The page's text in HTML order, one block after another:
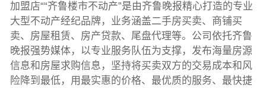
加盟店““齐鲁楼市不动产”是由齐鲁晚报精心打造的专业
大型不动产经纪品牌，业务涵盖二手房买卖、商铺买
卖、房屋租赁、房产贷款、尾盘代理等。公司依托齐鲁
晚报强势媒体，以专业服务队伍为支撑，发布海量房源
信息和房屋求购信息，坚持将买卖双方的交易成本和风
险降到最低，用最实惠的价格、最优质的服务、最快捷